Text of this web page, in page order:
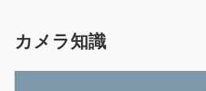
カメラ知識